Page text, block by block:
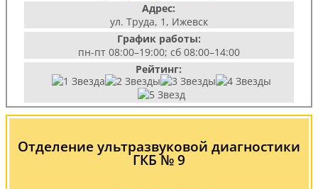
Адрес:
ул. Труда, 1, Ижевск
График работы:
пн-пт 08:00–19:00; сб 08:00–14:00
Рейтинг:
Отделение ультразвуковой диагностики
ГКБ № 9